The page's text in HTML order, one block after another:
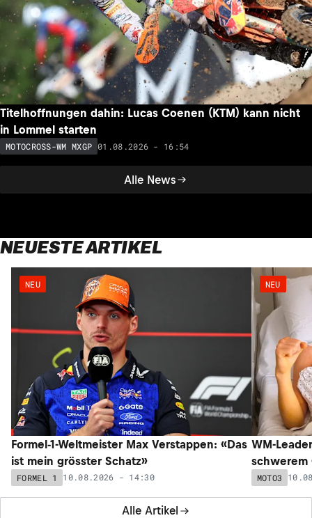
Alle News
Titelhoffnungen dahin: Lucas Coenen (KTM) kann nicht
in Lommel starten
MOTOCROSS-WM MXGP 01.08.2026 - 16:54
NEUESTE ARTIKEL
Alle Artikel
NEU
Formel-1-Weltmeister Max Verstappen: «Das
ist mein grösster Schatz»
FORMEL 1 10.08.2026 - 14:30
NEU
WM-
schwerem
MOTO3